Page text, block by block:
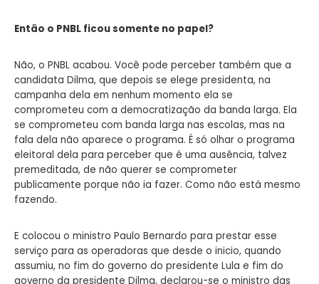
Então o PNBL ficou somente no papel?
Não, o PNBL acabou. Você pode perceber também que a
candidata Dilma, que depois se elege presidenta, na
campanha dela em nenhum momento ela se
comprometeu com a democratização da banda larga. Ela
se comprometeu com banda larga nas escolas, mas na
fala dela não aparece o programa. É só olhar o programa
eleitoral dela para perceber que é uma ausência, talvez
premeditada, de não querer se comprometer
publicamente porque não ia fazer. Como não está mesmo
fazendo.
E colocou o ministro Paulo Bernardo para prestar esse
serviço para as operadoras que desde o inicio, quando
assumiu, no fim do governo do presidente Lula e fim do
governo da presidente Dilma, declarou-se o ministro das